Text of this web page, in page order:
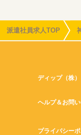
派遣社員求人TOP
ディップ（株）
ヘルプ＆お問
プライバシー